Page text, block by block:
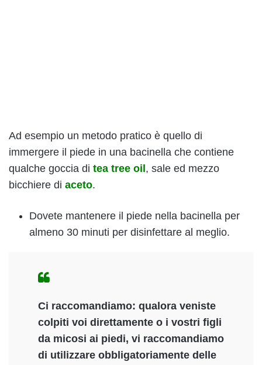
Ad esempio un metodo pratico è quello di
immergere il piede in una bacinella che contiene
qualche goccia di tea tree oil , sale ed mezzo
bicchiere di aceto.
Dovete mantenere il piede nella bacinella per
almeno 30 minuti per disinfettare al meglio.
Ci raccomandiamo: qualora veniste
colpiti voi direttamente o i vostri figli
da micosi ai piedi, vi raccomandiamo
di utilizzare obbligatoriamente delle